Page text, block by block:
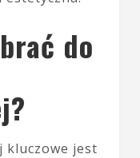
do
kluczowe jest